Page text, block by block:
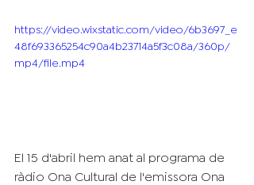
https://video.wixstatic.com/video/6b3697_e
48f693365254c90a4b23714a5f3c08a/360p/
mp4/file.mp4
El 15 d'abril hem anat al programa de
ràdio Ona Cultural de l'emissora Ona